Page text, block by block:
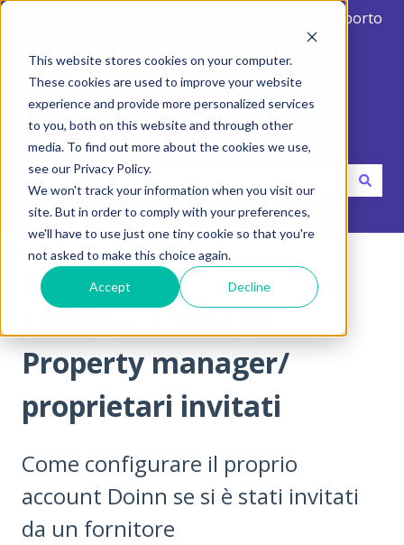
This website stores cookies on your computer.
These cookies are used to improve your website
experience and provide more personalized services
to you, both on this website and through other
media. To find out more about the cookies we use,
see our Privacy Policy.
We won't track your information when you visit our
site. But in order to comply with your preferences,
we'll have to use just one tiny cookie so that you're
not asked to make this choice again.
Accept Decline
Crea ticket di supporto
Ciao. Come possiamo aiutarti?
Non sono presenti suggerimenti perché il campo di
Centro di aiuto Intro Configurazione iniziale
16 giugno 2024
Configurazione per
Property manager/
proprietari invitati
Come configurare il proprio
account Doinn se si è stati invitati
da un fornitore